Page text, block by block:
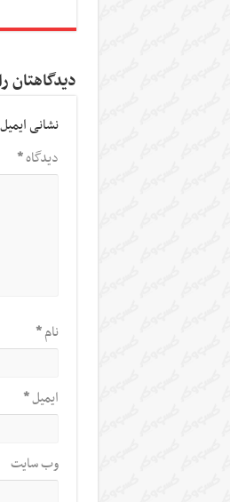
دیدگاهتان
نشانی
دیدگاه*
نام*
ایمیل*
وب‌ سایت